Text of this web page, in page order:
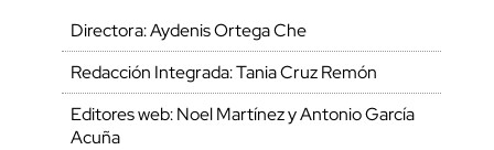
Directora: Aydenis Ortega Che
Redacción Integrada: Tania Cruz Remón
Editores web: Noel Martínez y Antonio García
Acuña